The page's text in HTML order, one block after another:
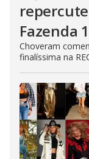
Fazenda
Choveram
finalíssima na